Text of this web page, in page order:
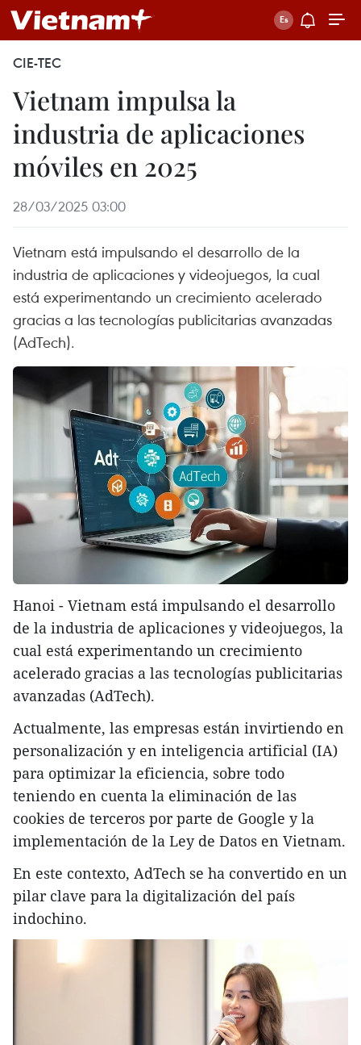
CIE-TEC
Vietnam impulsa la
industria de aplicaciones
móviles en 2025
28/03/2025 03:00
Vietnam está impulsando el desarrollo de la
industria de aplicaciones y videojuegos, la cual
está experimentando un crecimiento acelerado
gracias a las tecnologías publicitarias avanzadas
(AdTech).
Hanoi - Vietnam está impulsando el desarrollo
de la industria de aplicaciones y videojuegos, la
cual está experimentando un crecimiento
acelerado gracias a las tecnologías publicitarias
avanzadas (AdTech).
Actualmente, las empresas están invirtiendo en
personalización y en inteligencia artificial (IA)
para optimizar la eficiencia, sobre todo
teniendo en cuenta la eliminación de las
cookies de terceros por parte de Google y la
implementación de la Ley de Datos en Vietnam.
En este contexto, AdTech se ha convertido en un
pilar clave para la digitalización del país
indochino.